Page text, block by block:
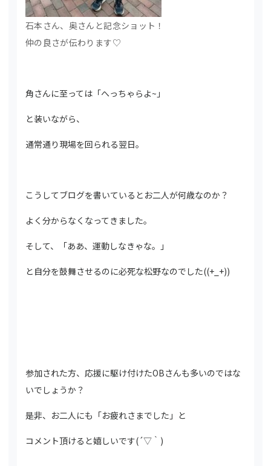
石本さん、奥さんと記念ショット！
仲の良さが伝わります♡
角さんに至っては「へっちゃらよ~」
と装いながら、
通常通り現場を回られる翌日。
こうしてブログを書いているとお二人が何歳なのか？
よく分からなくなってきました。
そして、「ああ、運動しなきゃな。」
と自分を鼓舞させるのに必死な松野なのでした((+_+))
参加された方、応援に駆け付けたOBさんも多いのではな
いでしょうか？
是非、お二人にも「お疲れさまでした」と
コメント頂けると嬉しいです(´▽｀)